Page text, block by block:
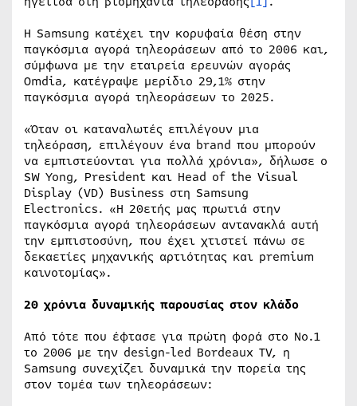
Η Samsung κατέχει την κορυφαία θέση στην
παγκόσμια αγορά τηλεοράσεων από το 2006 και,
σύμφωνα με την εταιρεία ερευνών αγοράς
Omdia, κατέγραψε μερίδιο 29,1% στην
παγκόσμια αγορά τηλεοράσεων το 2025.
«Όταν οι καταναλωτές επιλέγουν μια
τηλεόραση, επιλέγουν ένα brand που μπορούν
να εμπιστεύονται για πολλά χρόνια», δήλωσε ο
SW Yong, President και Head of the Visual
Display (VD) Business στη Samsung
Electronics. «Η 20ετής μας πρωτιά στην
παγκόσμια αγορά τηλεοράσεων αντανακλά αυτή
την εμπιστοσύνη, που έχει χτιστεί πάνω σε
δεκαετίες μηχανικής αρτιότητας και premium
καινοτομίας».
20 χρόνια δυναμικής παρουσίας στον κλάδο
Από τότε που έφτασε για πρώτη φορά στο Νο.1
το 2006 με την design-led Bordeaux TV, η
Samsung συνεχίζει δυναμικά την πορεία της
στον τομέα των τηλεοράσεων: